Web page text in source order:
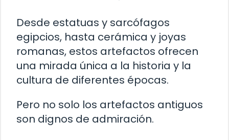
Desde estatuas y sarcófagos
egipcios, hasta cerámica y joyas
romanas, estos artefactos ofrecen
una mirada única a la historia y la
cultura de diferentes épocas.
Pero no solo los artefactos antiguos
son dignos de admiración.